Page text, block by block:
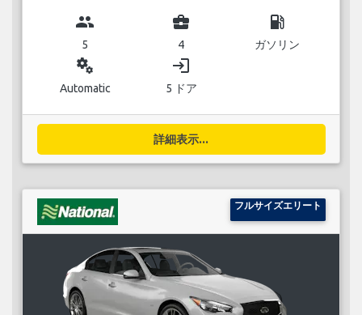
group
5
business_center
4
local_gas_station
ガソリン
miscellaneous_services
Automatic
login
5 ドア
詳細表示...
フルサイズエリート